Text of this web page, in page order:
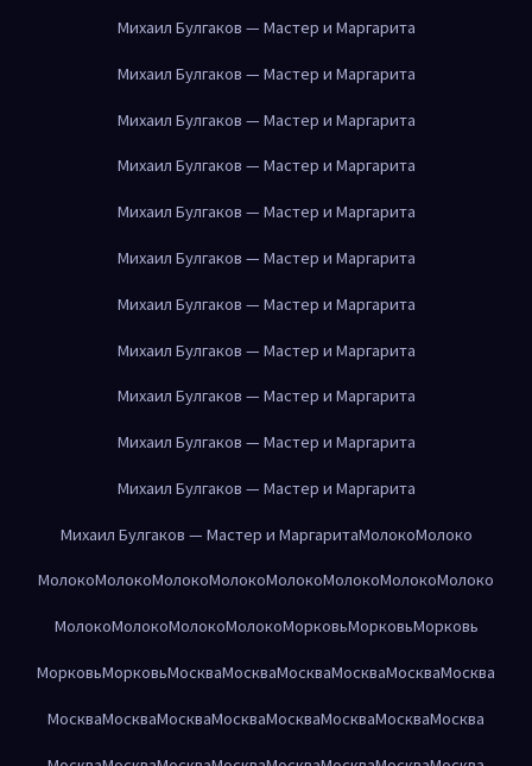
Михаил Булгаков — Мастер и Маргарита
Михаил Булгаков — Мастер и Маргарита
Михаил Булгаков — Мастер и Маргарита
Михаил Булгаков — Мастер и Маргарита
Михаил Булгаков — Мастер и Маргарита
Михаил Булгаков — Мастер и Маргарита
Михаил Булгаков — Мастер и Маргарита
Михаил Булгаков — Мастер и Маргарита
Михаил Булгаков — Мастер и Маргарита
Михаил Булгаков — Мастер и Маргарита
Михаил Булгаков — Мастер и Маргарита
Михаил Булгаков — Мастер и МаргаритаМолокоМолоко
МолокоМолокоМолокоМолокоМолокоМолокоМолокоМолоко
МолокоМолокоМолокоМолокоМорковьМорковьМорковь
МорковьМорковьМоскваМоскваМоскваМоскваМоскваМосква
МоскваМоскваМоскваМоскваМоскваМоскваМоскваМосква